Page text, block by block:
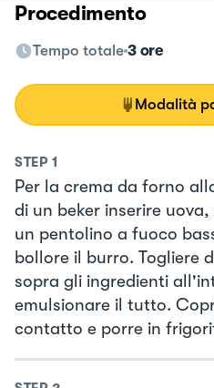
Procedimento
Tempo totale 3 ore
Modalità
STEP 1
Per la crema da forno
di un beker inserire
un pentolino a fuoco
bollore il burro. Togliere
sopra gli ingredienti
emulsionare il tutto.
contatto e porre in